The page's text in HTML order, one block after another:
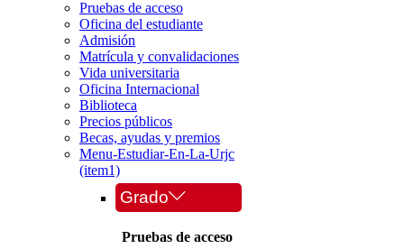
Pruebas de acceso
Oficina del estudiante
Admisión
Matrícula y convalidaciones
Vida universitaria
Oficina Internacional
Biblioteca
Precios públicos
Becas, ayudas y premios
Menu-Estudiar-En-La-Urjc
(item1)
Grado
Pruebas de acceso